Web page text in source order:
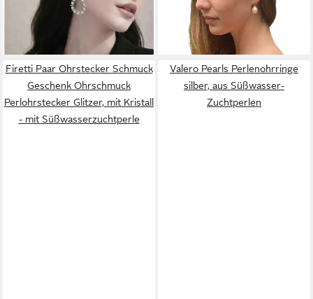
9,95 €
lieferbar - in 2-3 Werktagen bei dir
Sterlingsilber 925
122,00 €
lieferbar - in 7-9 Werktagen bei dir
Firetti Paar Ohrstecker Schmuck
Geschenk Ohrschmuck
Perlohrstecker Glitzer, mit Kristall
- mit Süßwasserzuchtperle
Valero Pearls Perlenohrringe
silber, aus Süßwasser-
Zuchtperlen